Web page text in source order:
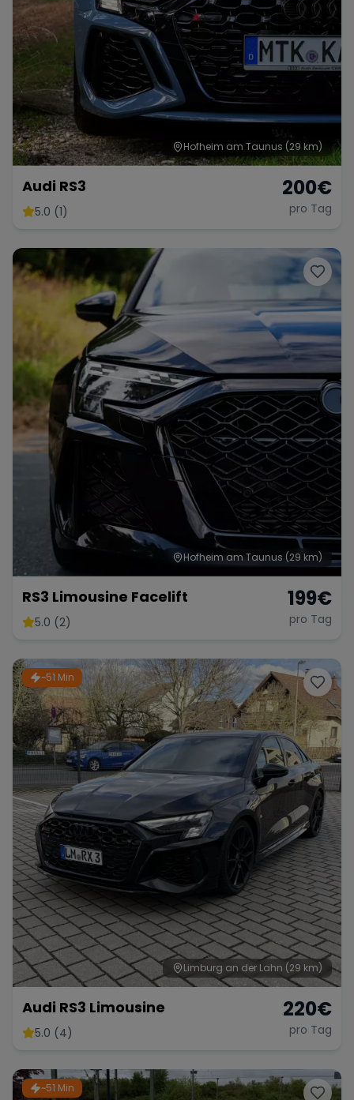
Hofheim am Taunus (29 km)
Audi RS3
5.0 (1)
200€
pro Tag
Hofheim am Taunus (29 km)
RS3 Limousine Facelift
5.0 (2)
199€
pro Tag
~51 Min
Limburg an der Lahn (29 km)
Audi RS3 Limousine
5.0 (4)
220€
pro Tag
~51 Min